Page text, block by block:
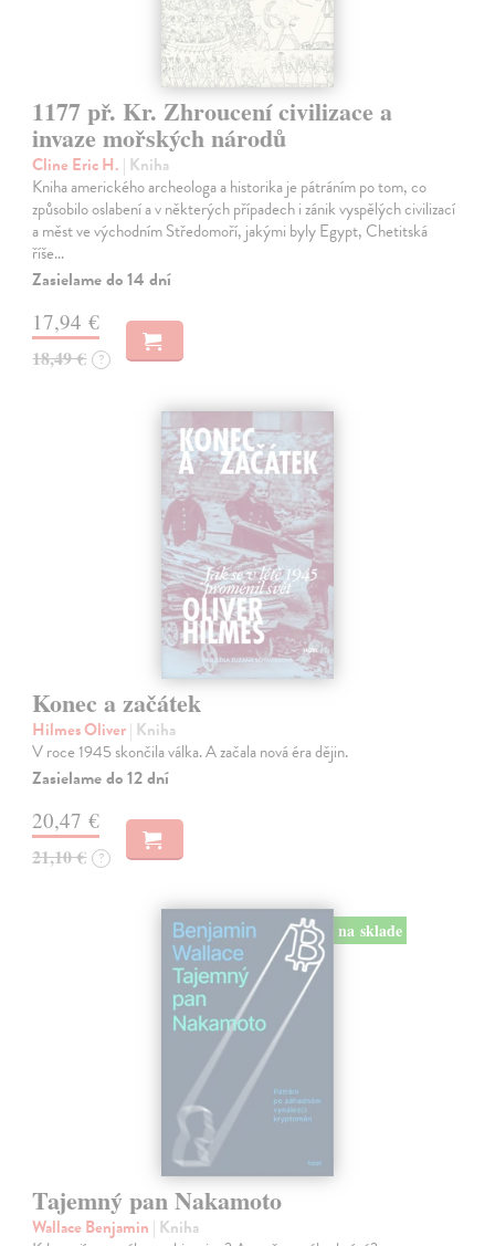
1177 př. Kr. Zhroucení civilizace a
invaze mořských národů
Cline Eric H. | Kniha
Kniha amerického archeologa a historika je pátráním po tom, co
způsobilo oslabení a v některých případech i zánik vyspělých civilizací
a měst ve východním Středomoří, jakými byly Egypt, Chetitská
říše…
Zasielame do 14 dní
17,94 €
18,49 € ?
Konec a začátek
Hilmes Oliver| Kniha
V roce 1945 skončila válka. A začala nová éra dějin.
Zasielame do 12 dní
20,47 €
21,10 € ?
na sklade
Tajemný pan Nakamoto
Wallace Benjamin | Kniha